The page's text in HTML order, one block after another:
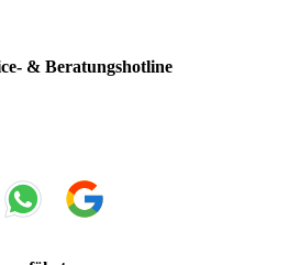
& Beratungshotline